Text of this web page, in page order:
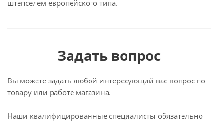
штепселем европейского типа.
Задать вопрос
Вы можете задать любой интересующий вас вопрос по
товару или работе магазина.
Наши квалифицированные специалисты обязательно